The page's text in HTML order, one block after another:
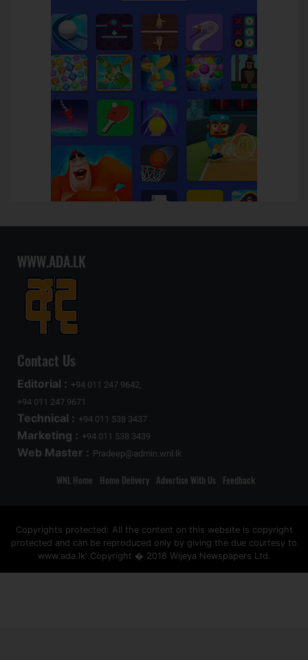
WWW.ADA.LK
Contact Us
Editorial : +94 011 247 9642,
+94 011 247 9671
Technical : +94 011 538 3437
Marketing : +94 011 538 3439
Web Master : Pradeep@admin.wnl.lk
WNL Home Home Delivery Advertise With Us Feedback
Copyrights protected: All the content on this website is copyright
protected and can be reproduced only by giving the due courtesy to
www.ada.lk' Copyright � 2018 Wijeya Newspapers Ltd.